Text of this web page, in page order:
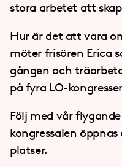
stora arbetet att
Hur är det att vara
möter frisören Erica
gången och
på fyra LO-
Följ med vår
kongressalen
platser.